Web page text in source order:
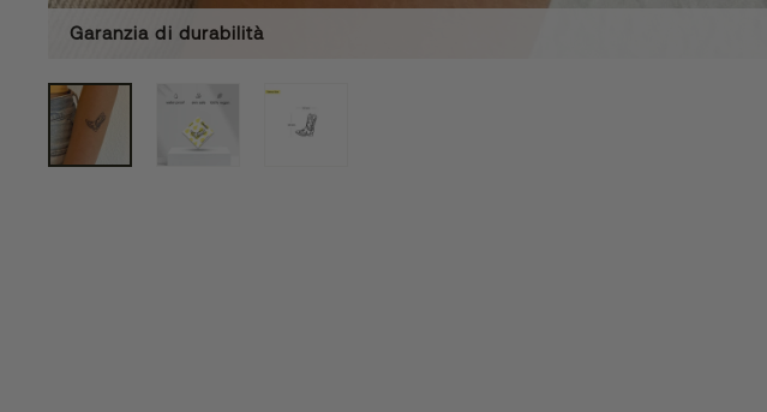
Garanzia di durabilità